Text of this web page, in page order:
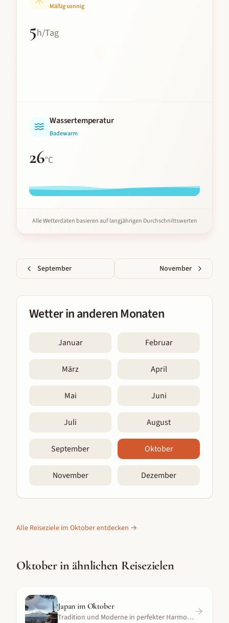
Mäßig sonnig
5h/Tag
Wassertemperatur
Badewarm
26°C
Alle Wetterdaten basieren auf langjährigen Durchschnittswerten
September November
Wetter in anderen Monaten
Januar Februar
März April
Mai Juni
Juli August
September Oktober
November Dezember
Alle Reiseziele im Oktoberentdecken →
Oktoberin ähnlichen Reisezielen
Japan im Oktober
Tradition und Moderne in perfekter Harmonie